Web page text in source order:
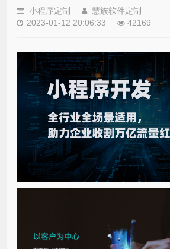
小程序定制
慧族软件定制
2023-01-12 20:06:33
42169